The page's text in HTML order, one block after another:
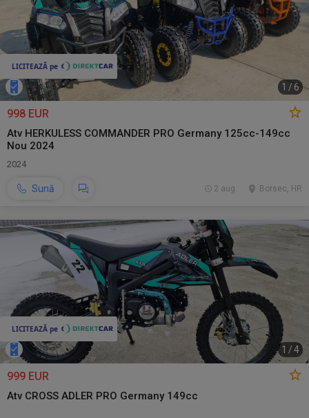
1 /6
998 EUR
Atv HERKULESS COMMANDER PRO Germany 125cc-149cc
Nou 2024
2024
Sună Borsec, HR
2 aug.
1 /4
999 EUR
Atv CROSS ADLER PRO Germany 149cc